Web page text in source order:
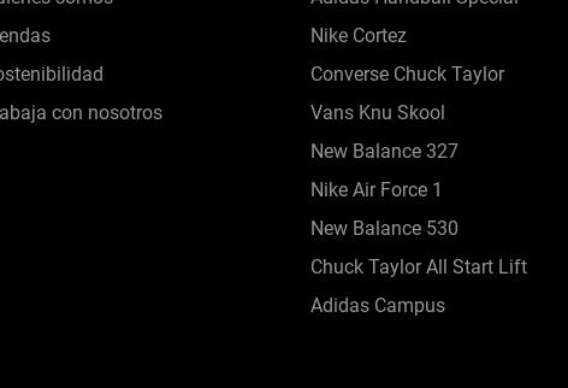
con nosotros
Nike Cortez
Converse Chuck Taylor
Vans Knu Skool
New Balance 327
Nike Air Force 1
New Balance 530
Chuck Taylor All Start Lift
Adidas Campus